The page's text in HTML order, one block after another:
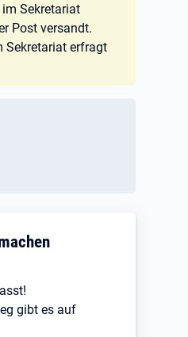
Sekretariat
Post versandt.
Sekretariat erfragt
gibt es auf